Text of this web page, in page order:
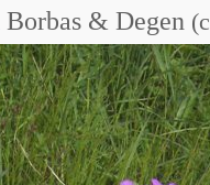
Borbas & Degen (